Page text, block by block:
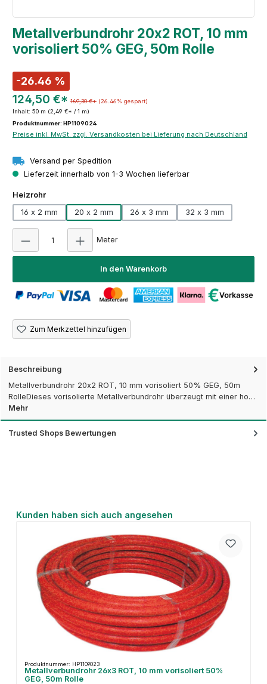
Metallverbundrohr 20x2 ROT, 10 mm
vorisoliert 50% GEG, 50m Rolle
-26.46 %
124,50 €* 169,30 €* (26.46% gespart)
Inhalt: 50 m (2,49 €* / 1 m)
Produktnummer: HP1109024
Preise inkl. MwSt. zzgl. Versandkosten bei Lieferung nach Deutschland
Versand per Spedition
Lieferzeit innerhalb von 1-3 Wochen lieferbar
Heizrohrauswählen
16 x 2 mm
20 x 2 mm 26 x 3 mm 32 x 3 mm
Meter
In den Warenkorb
Zum Merkzettel hinzufügen
Beschreibung
Metallverbundrohr 20x2 ROT, 10 mm vorisoliert 50% GEG, 50m
RolleDieses vorisolierte Metallverbundrohr überzeugt mit einer ho…
Mehr
Trusted Shops Bewertungen
Produktgalerie überspringen
Kunden haben sich auch angesehen
Produktnummer: HP1109023
Metallverbundrohr 26x3 ROT, 10 mm vorisoliert 50%
GEG, 50m Rolle